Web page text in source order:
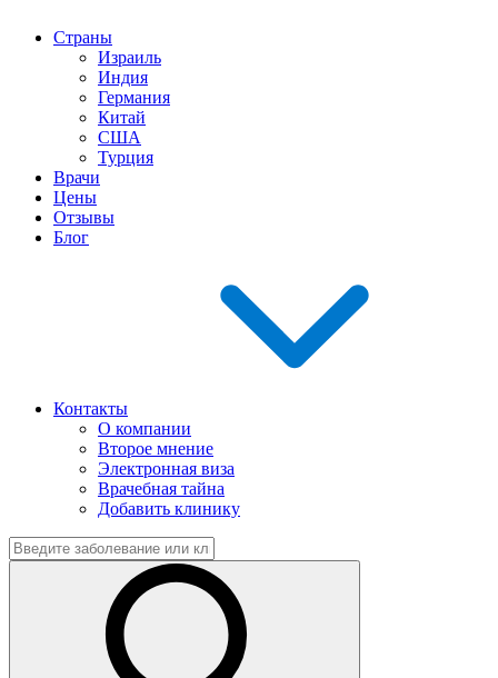
Страны
Израиль
Индия
Германия
Китай
США
Турция
Врачи
Цены
Отзывы
Блог
Контакты
О компании
Второе мнение
Электронная виза
Врачебная тайна
Добавить клинику